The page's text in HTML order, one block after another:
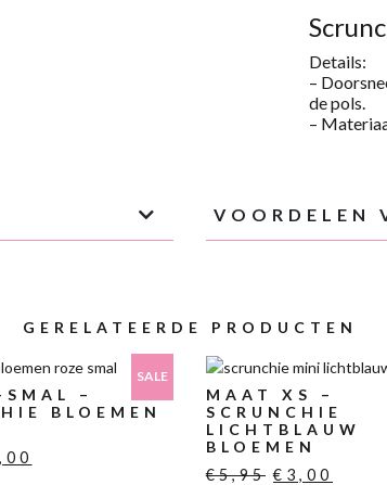
ROZE
Details:
–
de pols.
–
VOORDELEN
GERELATEERDE PRODUCTEN
SALE
–
BLOEMEN
MAAT XS –
SCRUNCHIE
LICHTBLAUW
BLOEMEN
€5,95 € 3,00